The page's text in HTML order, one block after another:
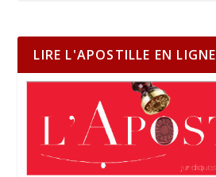
LIRE L'APOSTILLE EN LIGNE